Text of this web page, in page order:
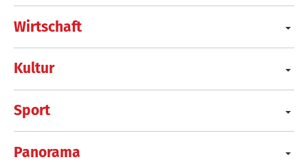
Wirtschaft
Kultur
Sport
Panorama